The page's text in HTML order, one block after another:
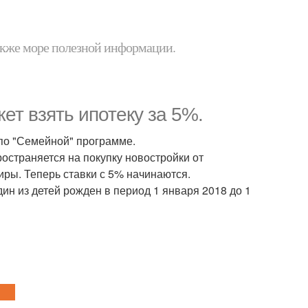
море полезной информации.
взять ипотеку за 5%.
"Семейной" программе.
на покупку новостройки от
Теперь ставки с 5% начинаются.
из детей рожден в период 1 января 2018 до 1